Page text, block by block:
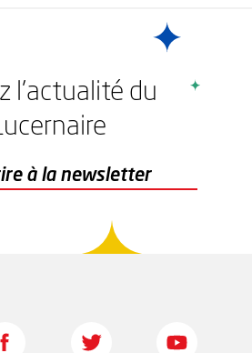
l'actualité du
à la newsletter